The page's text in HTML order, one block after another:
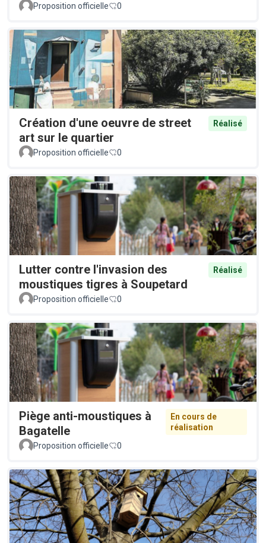
Proposition officielle
0
Création d'une oeuvre de street
art sur le quartier
Réalisé
Proposition officielle 0
Lutter contre l'invasion des
moustiques tigres à Soupetard
Réalisé
Proposition officielle 0
Piège anti-moustiques à
Bagatelle
En cours de
réalisation
Proposition officielle
0